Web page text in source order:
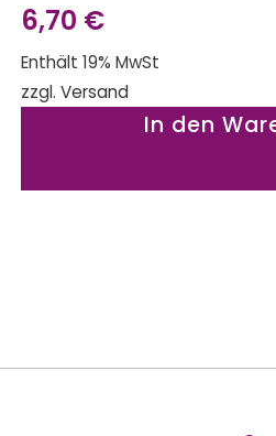
6,70 €
Enthält 19% MwSt
zzgl. Versand
In den